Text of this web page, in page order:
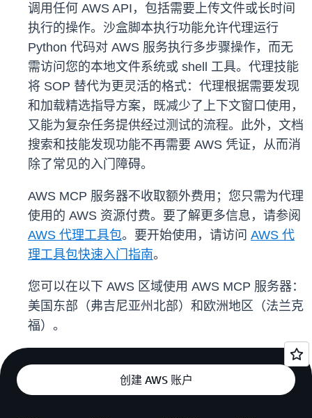
调用任何 AWS API，包括需要上传文件或长时间
执行的操作。沙盒脚本执行功能允许代理运行
Python 代码对 AWS 服务执行多步骤操作，而无
需访问您的本地文件系统或 shell 工具。代理技能
将 SOP 替代为更灵活的格式：代理根据需要发现
和加载精选指导方案，既减少了上下文窗口使用，
又能为复杂任务提供经过测试的流程。此外，文档
搜索和技能发现功能不再需要 AWS 凭证，从而消
除了常见的入门障碍。
AWS MCP 服务器不收取额外费用；您只需为代理
使用的 AWS 资源付费。要了解更多信息，请参阅
AWS 代理工具包。要开始使用，请访问 AWS 代
理工具包快速入门指南。
您可以在以下 AWS 区域使用 AWS MCP 服务器：
美国东部（弗吉尼亚州北部）和欧洲地区（法兰克
福）。
创建 AWS 账户